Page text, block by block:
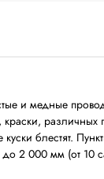
и медные
различных
блестят.
2 000 мм (от 10